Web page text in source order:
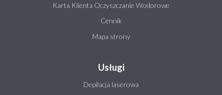
Karta Klienta Oczyszczanie Wodorowe
Cennik
Mapa strony
Usługi
Depilacja laserowa